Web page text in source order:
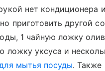
нет кондиционера
приготовить другой
1 чайную ложку
ложку уксуса и
мытья посуды. Также